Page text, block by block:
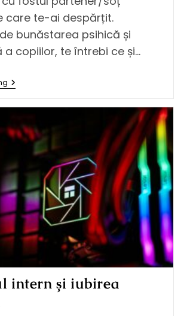
care te-ai despărțit.
bunăstarea psihică și
copiilor, te întrebi ce și…
intern și iubirea